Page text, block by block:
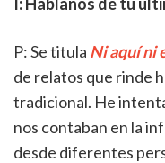
P: Se titula Ni aquí ni
de relatos que rinde
tradicional. He
nos contaban en la
desde diferentes